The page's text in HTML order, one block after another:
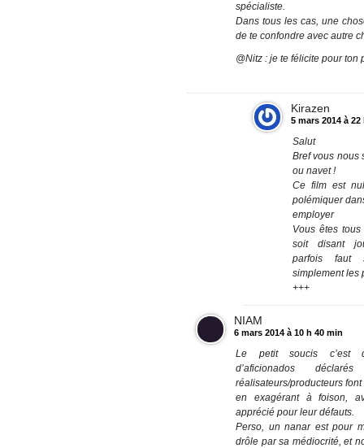
spécialiste.
Dans tous les cas, une
de te confondre avec autre
@Nitz : je te félicite pour ton
Kirazen
5 mars 2014 à
Salut
Bref vous nous
ou navet !
Ce film est
polémiquer
employer
Vous êtes
soit disant
parfois faut
simplement
+++
NIAM
6 mars 2014 à 10 h 40 min
Le petit soucis c’est
d’aficionados
réalisateurs/producteurs
en exagérant à foison,
apprécié pour leur défauts.
Perso, un nanar est pour
drôle par sa médiocrité, et